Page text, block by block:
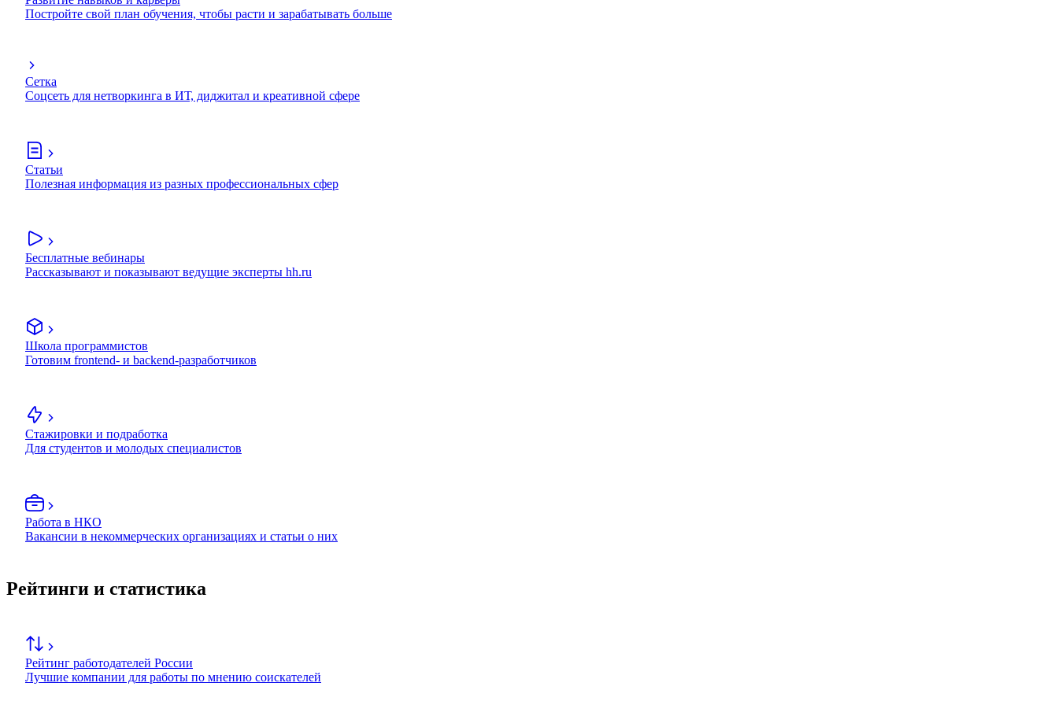
Постройте свой план обучения, чтобы расти и зарабатывать больше
Сетка
Соцсеть для нетворкинга в ИТ, диджитал и креативной сфере
Статьи
Полезная информация из разных профессиональных сфер
Бесплатные вебинары
Рассказывают и показывают ведущие эксперты hh.ru
Школа программистов
Готовим frontend- и backend-разработчиков
Стажировки и подработка
Для студентов и молодых специалистов
Работа в НКО
Вакансии в некоммерческих организациях и статьи о них
Рейтинги и статистика
Рейтинг работодателей России
Лучшие компании для работы по мнению соискателей